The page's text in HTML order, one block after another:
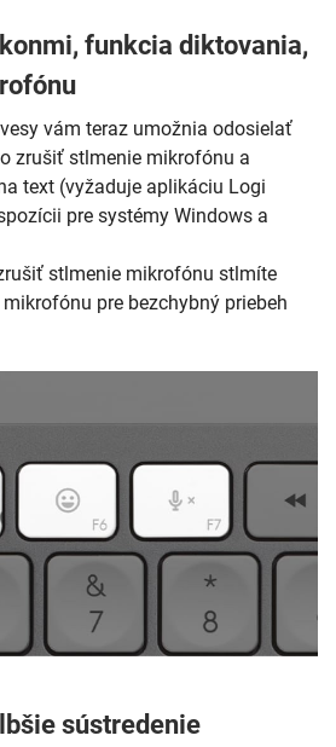
funkcia diktovania,
vám teraz umožnia odosielať
zrušiť stlmenie mikrofónu a
text (vyžaduje aplikáciu Logi
pre systémy Windows a
stlmenie mikrofónu stlmíte
pre bezchybný priebeh
sústredenie